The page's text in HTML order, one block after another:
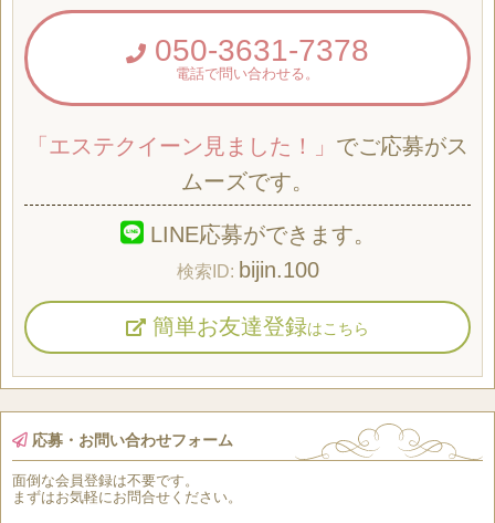
050-3631-7378
電話で問い合わせる。
「エステクイーン見ました！」 でご応募がス
ムーズです。
LINE応募ができます。
bijin.100
簡単お友達登録はこちら
応募・お問い合わせフォーム
面倒な会員登録は不要です。
まずはお気軽にお問合せください。